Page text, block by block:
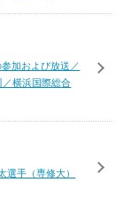
加および放送／
横浜国際総合
手（専修大）